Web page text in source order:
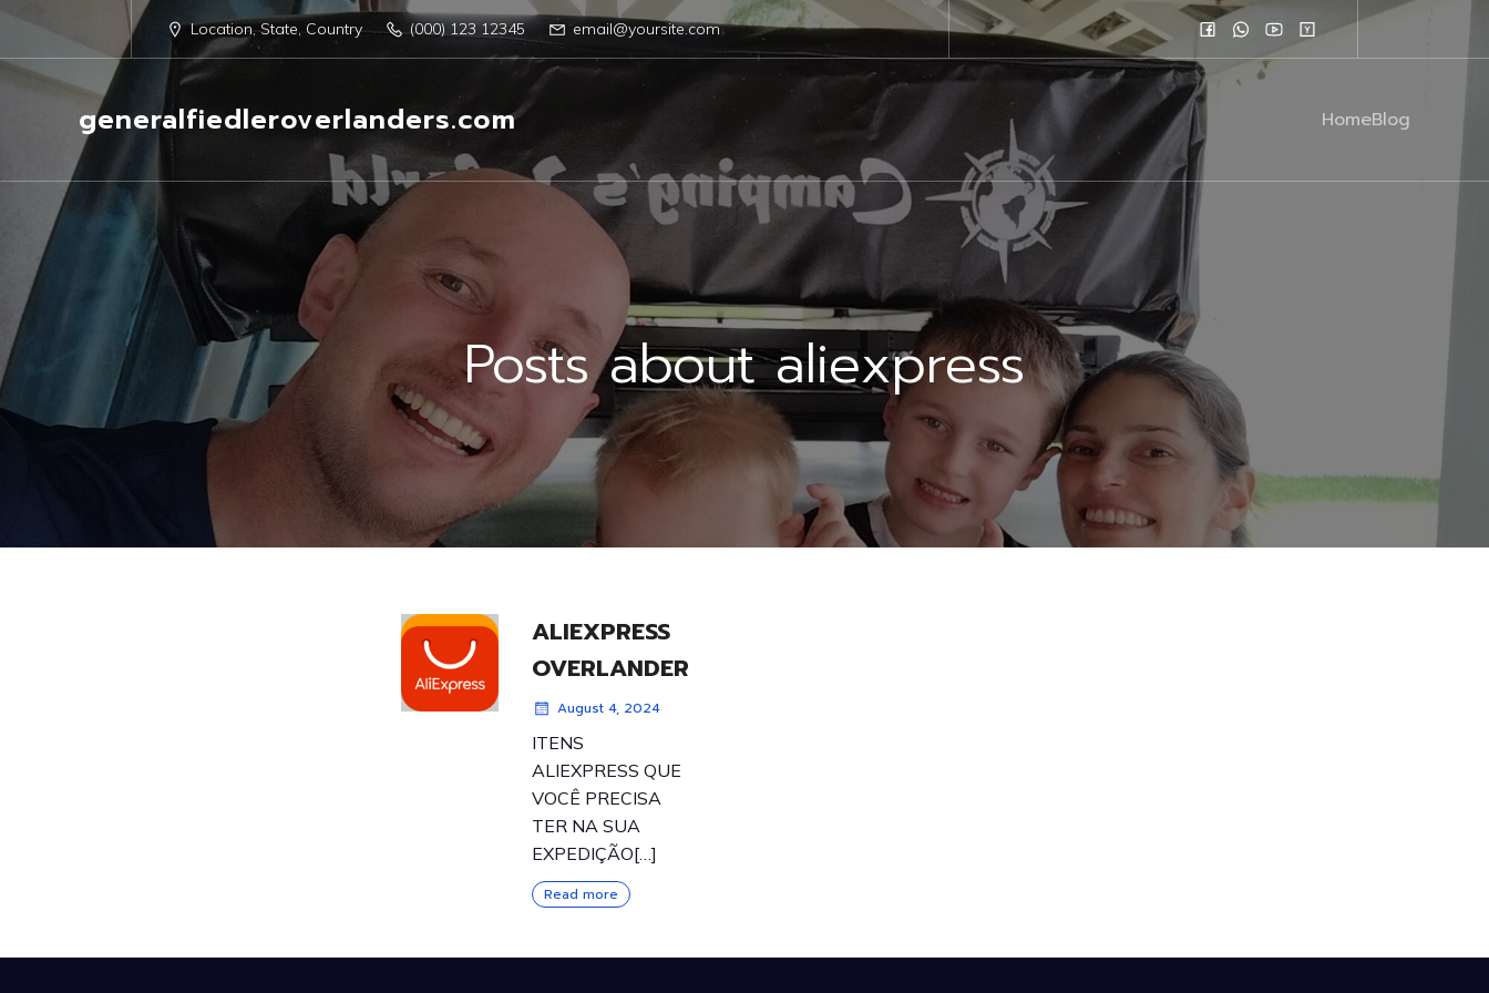
Location, State, Country (000) 123 12345 email@yoursite.com
generalfiedleroverlanders.com HomeBlog
Posts about aliexpress
ALIEXPRESS
OVERLANDER
August 4, 2024
ITENS
ALIEXPRESS QUE
VOCÊ PRECISA
TER NA SUA
EXPEDIÇÃO[…]
Read more